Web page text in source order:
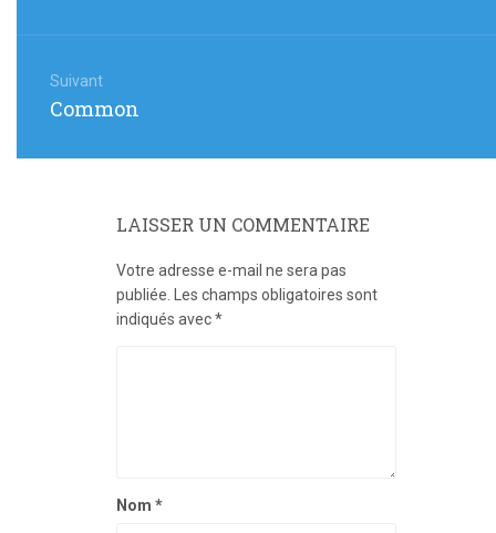
Suivant
Article
Common
LAISSER UN COMMENTAIRE
Votre adresse e-mail ne sera pas
publiée.
Les champs obligatoires sont
indiqués avec*
Nom *